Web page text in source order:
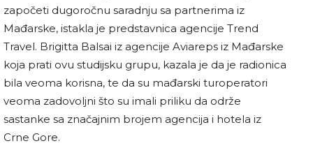
započeti dugoročnu saradnju sa partnerima iz
Mađarske, istakla je predstavnica agencije Trend
Travel. Brigitta Balsai iz agencije Aviareps iz Mađarske
koja prati ovu studijsku grupu, kazala je da je radionica
bila veoma korisna, te da su mađarski turoperatori
veoma zadovoljni što su imali priliku da održe
sastanke sa značajnim brojem agencija i hotela iz
Crne Gore.